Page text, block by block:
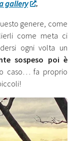
gallery
.
genere, come
come meta ci
ogni volta un
sospeso poi è
caso… fa proprio